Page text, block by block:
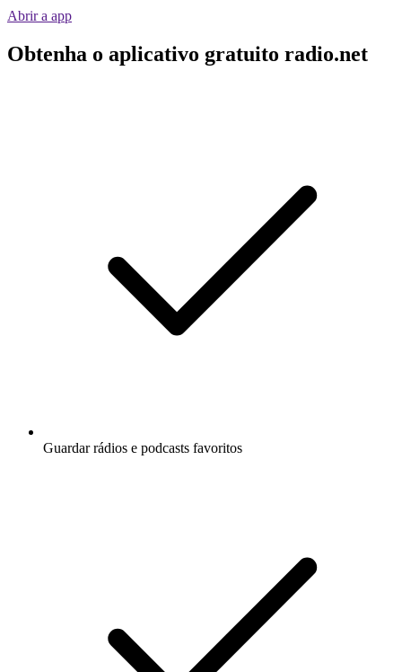
Abrir a app
Obtenha o aplicativo gratuito radio.net
Guardar rádios e podcasts favoritos